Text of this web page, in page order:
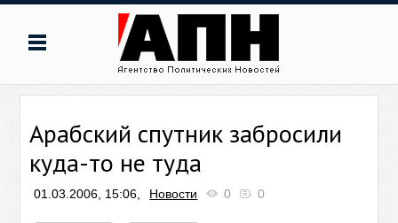
Арабский спутник забросили
куда-то не туда
01.03.2006, 15:06, Новости 0 0